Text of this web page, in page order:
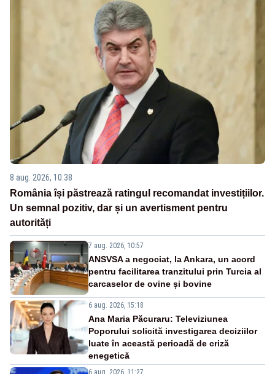
8 aug. 2026, 10:38
România își păstrează ratingul recomandat investițiilor.
Un semnal pozitiv, dar și un avertisment pentru
autorități
7 aug. 2026, 10:57
ANSVSA a negociat, la Ankara, un acord
pentru facilitarea tranzitului prin Turcia al
carcaselor de ovine și bovine
6 aug. 2026, 15:18
Ana Maria Păcuraru: Televiziunea
Poporului solicită investigarea deciziilor
luate în această perioadă de criză
enegetică
6 aug. 2026, 11:27